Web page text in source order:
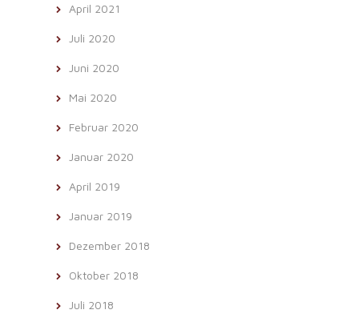
April 2021
Juli 2020
Juni 2020
Mai 2020
Februar 2020
Januar 2020
April 2019
Januar 2019
Dezember 2018
Oktober 2018
Juli 2018